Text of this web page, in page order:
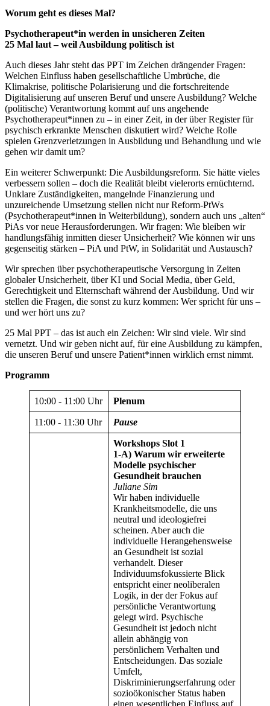
Worum geht es dieses Mal?
Psychotherapeut*in werden in unsicheren Zeiten
25 Mal laut – weil Ausbildung politisch ist
Auch dieses Jahr steht das PPT im Zeichen drängender Fragen:
Welchen Einfluss haben gesellschaftliche Umbrüche, die
Klimakrise, politische Polarisierung und die fortschreitende
Digitalisierung auf unseren Beruf und unsere Ausbildung? Welche
(politische) Verantwortung kommt auf uns angehende
Psychotherapeut*innen zu – in einer Zeit, in der über Register für
psychisch erkrankte Menschen diskutiert wird? Welche Rolle
spielen Grenzverletzungen in Ausbildung und Behandlung und wie
gehen wir damit um?
Ein weiterer Schwerpunkt: Die Ausbildungsreform. Sie hätte vieles
verbessern sollen – doch die Realität bleibt vielerorts ernüchternd.
Unklare Zuständigkeiten, mangelnde Finanzierung und
unzureichende Umsetzung stellen nicht nur Reform-PtWs
(Psychotherapeut*innen in Weiterbildung), sondern auch uns „alten“
PiAs vor neue Herausforderungen. Wir fragen: Wie bleiben wir
handlungsfähig inmitten dieser Unsicherheit? Wie können wir uns
gegenseitig stärken – PiA und PtW, in Solidarität und Austausch?
Wir sprechen über psychotherapeutische Versorgung in Zeiten
globaler Unsicherheit, über KI und Social Media, über Geld,
Gerechtigkeit und Elternschaft während der Ausbildung. Und wir
stellen die Fragen, die sonst zu kurz kommen: Wer spricht für uns –
und wer hört uns zu?
25 Mal PPT – das ist auch ein Zeichen: Wir sind viele. Wir sind
vernetzt. Und wir geben nicht auf, für eine Ausbildung zu kämpfen,
die unseren Beruf und unsere Patient*innen wirklich ernst nimmt.
Programm
10:00 ‑ 11:00 Uhr Plenum
11:00 ‑ 11:30 Uhr Pause
Workshops Slot 1
1-A) Warum wir erweiterte
Modelle psychischer
Gesundheit brauchen
Juliane Sim
Wir haben individuelle
Krankheitsmodelle, die uns
neutral und ideologiefrei
scheinen. Aber auch die
individuelle Herangehensweise
an Gesundheit ist sozial
verhandelt. Dieser
Individuumsfokussierte Blick
entspricht einer neoliberalen
Logik, in der der Fokus auf
persönliche Verantwortung
gelegt wird. Psychische
Gesundheit ist jedoch nicht
allein abhängig von
persönlichem Verhalten und
Entscheidungen. Das soziale
Umfelt,
Diskriminierungserfahrung oder
sozioökonischer Status haben
einen wesentlichen Einfluss auf